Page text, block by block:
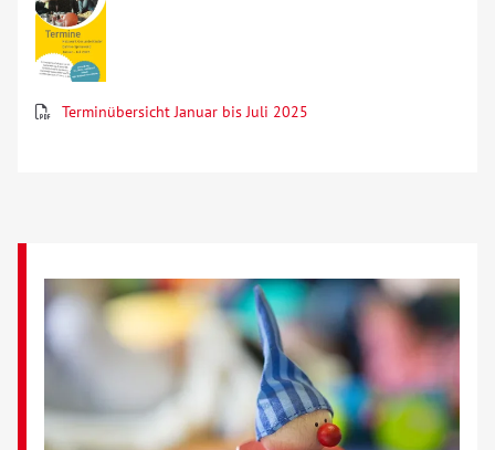
Begegnung
Bildung
Spenden
Mitmachen
Terminübersicht Januar bis Juli 2025